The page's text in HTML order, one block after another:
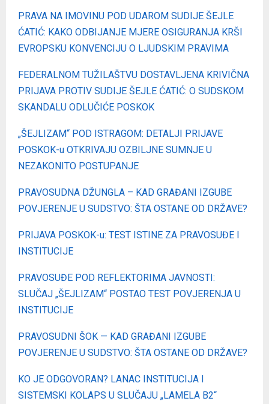
PRAVA NA IMOVINU POD UDAROM SUDIJE ŠEJLE
ĆATIĆ: KAKO ODBIJANJE MJERE OSIGURANJA KRŠI
EVROPSKU KONVENCIJU O LJUDSKIM PRAVIMA
FEDERALNOM TUŽILAŠTVU DOSTAVLJENA KRIVIČNA
PRIJAVA PROTIV SUDIJE ŠEJLE ĆATIĆ: O SUDSKOM
SKANDALU ODLUČIĆE POSKOK
„ŠEJLIZAM“ POD ISTRAGOM: DETALJI PRIJAVE
POSKOK-u OTKRIVAJU OZBILJNE SUMNJE U
NEZAKONITO POSTUPANJE
PRAVOSUDNA DŽUNGLA – KAD GRAĐANI IZGUBE
POVJERENJE U SUDSTVO: ŠTA OSTANE OD DRŽAVE?
PRIJAVA POSKOK-u: TEST ISTINE ZA PRAVOSUĐE I
INSTITUCIJE
PRAVOSUĐE POD REFLEKTORIMA JAVNOSTI:
SLUČAJ „ŠEJLIZAM“ POSTAO TEST POVJERENJA U
INSTITUCIJE
PRAVOSUDNI ŠOK — KAD GRAĐANI IZGUBE
POVJERENJE U SUDSTVO: ŠTA OSTANE OD DRŽAVE?
KO JE ODGOVORAN? LANAC INSTITUCIJA I
SISTEMSKI KOLAPS U SLUČAJU „LAMELA B2“